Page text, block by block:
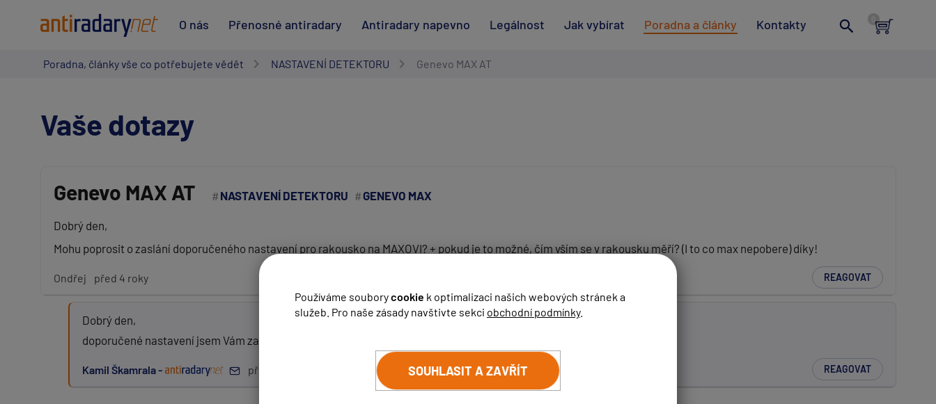
Používáme souborycookie k optimalizaci našich webových stránek a
služeb. Pro naše zásady navštivte sekci obchodní podmínky.
SOUHLASIT A ZAVŘÍT
O nás Přenosné antiradary Antiradary napevno Legálnost Jak vybírat Poradna a články Kontakty
Poradna, články vše co potřebujete vědět NASTAVENÍ DETEKTORU Genevo MAX AT
Vaše dotazy
Vaše jméno:
Předmět:
Zpráva:
Genevo MAX AT NASTAVENÍ DETEKTORU GENEVO MAX
Dobrý den,
Mohu poprosit o zaslání doporučeného nastavení pro rakousko na MAXOVI? + pokud je to možné, čím vším se v rakousku měří? (I to co max nepobere) díky!
Ondřej před 4 roky REAGOVAT
Dobrý den,
doporučené nastavení jsem Vám zaslal mailem.
Kamil Škamrala - před 4 roky REAGOVAT